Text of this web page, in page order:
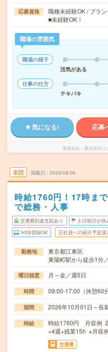
応募資格
職種未経験OK / ブラ
■未経験OK！
職場の雰囲気
職場の様子
活気がある
仕事の仕方
テキパキ
気になる! 応募
派遣会社 株式会社リ
未読 掲載日 2026/08/06
時給1760円！17時ま
で総務・人事
交通費別途支給あり 土日祝日が休
WEB登録OK 正社員への紹介予定派
勤務地
東京都江東区
東陽町駅から徒歩1分
曜日頻度 月～金／週5日
時間 09:00-17:00（休憩60
期間 2026年10月01日～
時給
時給1760円 月収例
×4週+残業15h ※月収
交通費